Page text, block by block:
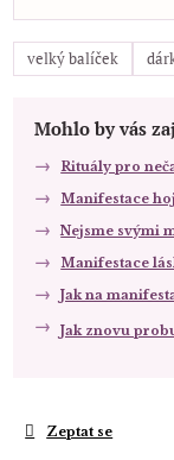
velký balíček
Mohlo by vás
Rituály pro
Manifestace
Nejsme svými
Manifestace
Jak na
Jak znovu
Zeptat se